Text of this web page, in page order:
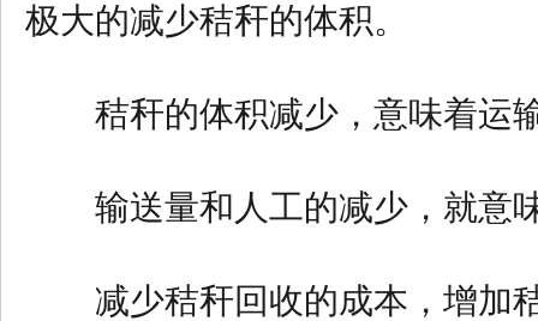
极大的减少秸秆的体积。
秸秆的体积减少，意味着运
输送量和人工的减少，就意
减少秸秆回收的成本，增加